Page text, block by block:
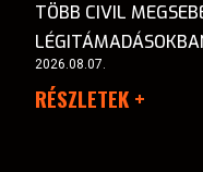
TÖBB CIVIL
2026.08.07.
RÉSZLETEK +